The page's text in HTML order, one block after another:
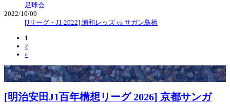
足球会
2022/10/09
[Jリーグ・J1 2022] 浦和レッズ vs サガン鳥栖
1
2
»
[明治安田J1百年構想リーグ 2026] 京都サンガ